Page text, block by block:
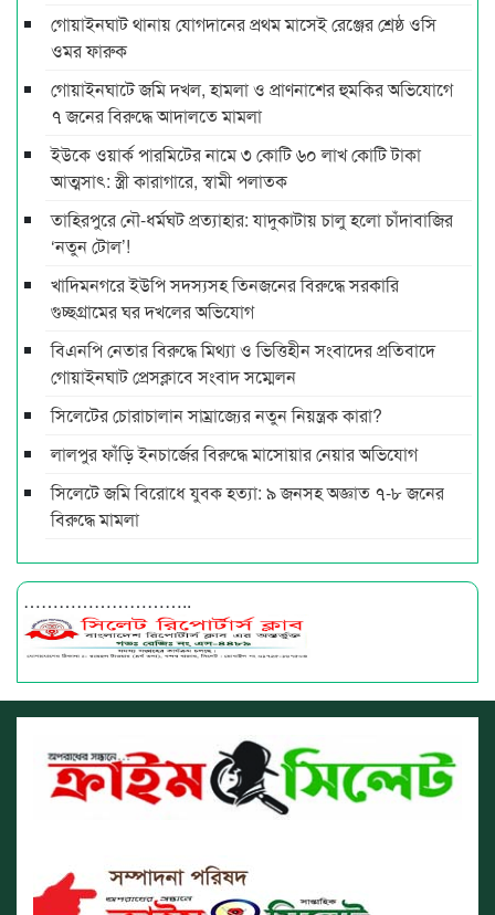
গোয়াইনঘাট থানায় যোগদানের প্রথম মাসেই রেঞ্জের শ্রেষ্ঠ ওসি
ওমর ফারুক
গোয়াইনঘাটে জমি দখল, হামলা ও প্রাণনাশের হুমকির অভিযোগে
৭ জনের বিরুদ্ধে আদালতে মামলা
ইউকে ওয়ার্ক পারমিটের নামে ৩ কোটি ৬০ লাখ কোটি টাকা
আত্মসাৎ: স্ত্রী কারাগারে, স্বামী পলাতক
তাহিরপুরে নৌ-ধর্মঘট প্রত্যাহার: যাদুকাটায় চালু হলো চাঁদাবাজির
‘নতুন টোল’!
খাদিমনগরে ইউপি সদস্যসহ তিনজনের বিরুদ্ধে সরকারি
গুচ্ছগ্রামের ঘর দখলের অভিযোগ
বিএনপি নেতার বিরুদ্ধে মিথ্যা ও ভিত্তিহীন সংবাদের প্রতিবাদে
গোয়াইনঘাট প্রেসক্লাবে সংবাদ সম্মেলন
সিলেটের চোরাচালান সাম্রাজ্যের নতুন নিয়ন্ত্রক কারা?
লালপুর ফাঁড়ি ইনচার্জের বিরুদ্ধে মাসোয়ার নেয়ার অভিযোগ
সিলেটে জমি বিরোধে যুবক হত্যা: ৯ জনসহ অজ্ঞাত ৭-৮ জনের
বিরুদ্ধে মামলা
………………………..